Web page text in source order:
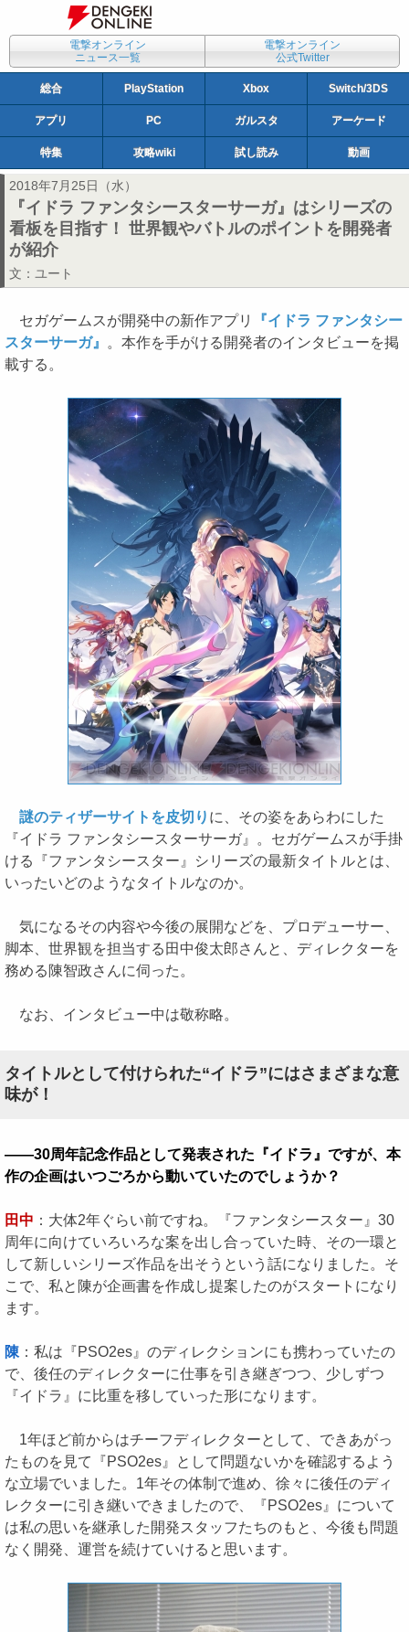
電撃オンライン
ニュース一覧
電撃オンライン
公式Twitter
総合 PlayStation Xbox Switch/3DS
アプリ PC ガルスタ アーケード
特集 攻略wiki 試し読み 動画
2018年7月25日（水）
『イドラ ファンタシースターサーガ』はシリーズの
看板を目指す！ 世界観やバトルのポイントを開発者
が紹介
文： ユート
セガゲームスが開発中の新作アプリ
『イドラ ファンタシー
スターサーガ』
。本作を手がける開発者のインタビューを掲
載する。
謎のティザーサイトを皮切り に、その姿をあらわにした
『イドラ ファンタシースターサーガ』。セガゲームスが手掛
ける『ファンタシースター』シリーズの最新タイトルとは、
いったいどのようなタイトルなのか。
気になるその内容や今後の展開などを、プロデューサー、
脚本、世界観を担当する田中俊太郎さんと、ディレクターを
務める陳智政さんに伺った。
なお、インタビュー中は敬称略。
タイトルとして付けられた“イドラ”にはさまざまな意
味が！
――30周年記念作品として発表された『イドラ』ですが、本
作の企画はいつごろから動いていたのでしょうか？
田中 ：大体2年ぐらい前ですね。『ファンタシースター』30
周年に向けていろいろな案を出し合っていた時、その一環と
して新しいシリーズ作品を出そうという話になりました。そ
こで、私と陳が企画書を作成し提案したのがスタートになり
ます。
陳 ：私は『PSO2es』のディレクションにも携わっていたの
で、後任のディレクターに仕事を引き継ぎつつ、少しずつ
『イドラ』に比重を移していった形になります。
1年ほど前からはチーフディレクターとして、できあがっ
たものを見て『PSO2es』として問題ないかを確認するよう
な立場でいました。1年その体制で進め、徐々に後任のディ
レクターに引き継いできましたので、『PSO2es』について
は私の思いを継承した開発スタッフたちのもと、今後も問題
なく開発、運営を続けていけると思います。